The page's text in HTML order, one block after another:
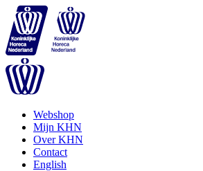
Webshop
Mijn KHN
Over KHN
Contact
English